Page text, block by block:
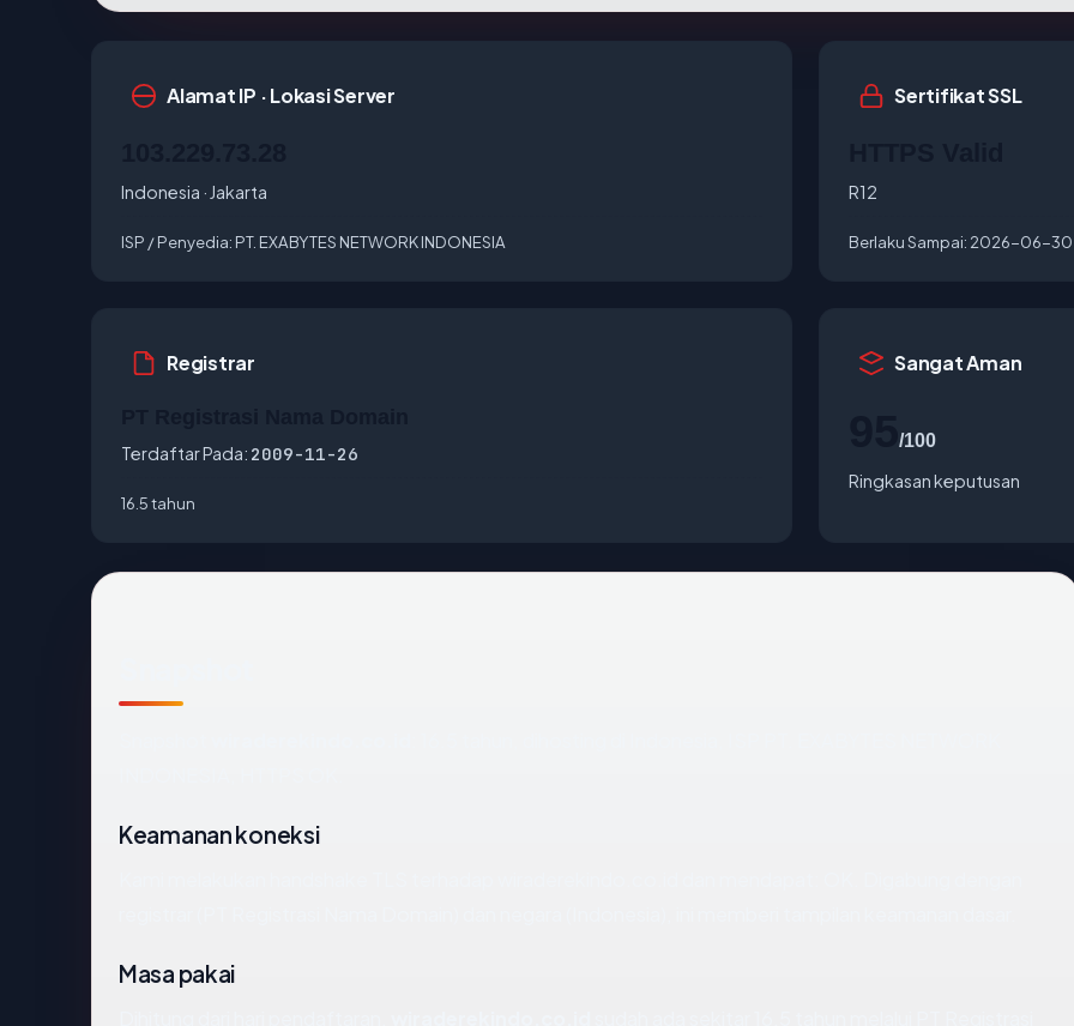
Alamat IP · Lokasi Server
Indonesia · Jakarta
ISP / Penyedia: PT. EXABYTES NETWORK INDONESIA
Sertifikat SSL
R12
Berlaku Sampai: 2026-06-30
Registrar
Terdaftar Pada: 2009-11-26
16.5 tahun
Sangat Aman
/100
Ringkasan keputusan
Keamanan koneksi
Masa pakai